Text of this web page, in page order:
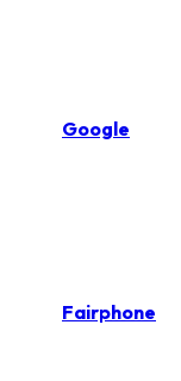
Google
Fairphone